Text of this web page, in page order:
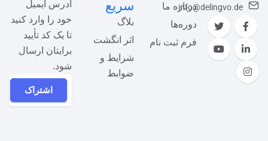
info@delingvo.deدرباره ما
دوره‌ها
فرم ثبت نام
سریع
بلاگ
اثر انگشت
شرایط و
ضوابط
آدرس ایمیل
خود را وارد کنید
تا یک کد تأیید
برایتان ارسال
شود.
اشتراک